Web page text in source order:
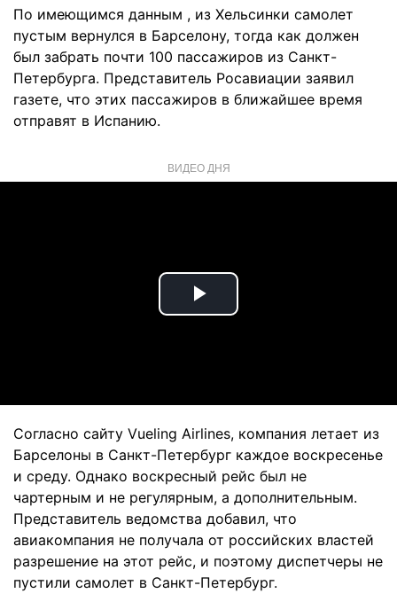
По имеющимся данным , из Хельсинки самолет
пустым вернулся в Барселону, тогда как должен
был забрать почти 100 пассажиров из Санкт-
Петербурга. Представитель Росавиации заявил
газете, что этих пассажиров в ближайшее время
отправят в Испанию.
ВИДЕО ДНЯ
Play
Согласно сайту Vueling Airlines, компания летает из
Барселоны в Санкт-Петербург каждое воскресенье
и среду. Однако воскресный рейс был не
чартерным и не регулярным, а дополнительным.
Представитель ведомства добавил, что
авиакомпания не получала от российских властей
разрешение на этот рейс, и поэтому диспетчеры не
пустили самолет в Санкт-Петербург.